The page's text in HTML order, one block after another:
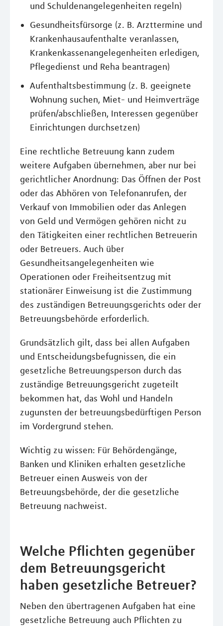
und Schuldenangelegenheiten regeln)
Gesundheitsfürsorge (z. B. Arzttermine und
Krankenhausaufenthalte veranlassen,
Krankenkassenangelegenheiten erledigen,
Pflegedienst und Reha beantragen)
Aufenthaltsbestimmung (z. B. geeignete
Wohnung suchen, Miet- und Heimverträge
prüfen/abschließen, Interessen gegenüber
Einrichtungen durchsetzen)
Eine rechtliche Betreuung kann zudem
weitere Aufgaben übernehmen, aber nur bei
gerichtlicher Anordnung: Das Öffnen der Post
oder das Abhören von Telefonanrufen, der
Verkauf von Immobilien oder das Anlegen
von Geld und Vermögen gehören nicht zu
den Tätigkeiten einer rechtlichen Betreuerin
oder Betreuers. Auch über
Gesundheitsangelegenheiten wie
Operationen oder Freiheitsentzug mit
stationärer Einweisung ist die Zustimmung
des zuständigen Betreuungsgerichts oder der
Betreuungsbehörde erforderlich.
Grundsätzlich gilt, dass bei allen Aufgaben
und Entscheidungsbefugnissen, die ein
gesetzliche Betreuungsperson durch das
zuständige Betreuungsgericht zugeteilt
bekommen hat, das Wohl und Handeln
zugunsten der betreuungsbedürftigen Person
im Vordergrund stehen.
Wichtig zu wissen: Für Behördengänge,
Banken und Kliniken erhalten gesetzliche
Betreuer einen Ausweis von der
Betreuungsbehörde, der die gesetzliche
Betreuung nachweist.
Welche Pflichten gegenüber
dem Betreuungsgericht
haben gesetzliche Betreuer?
Neben den übertragenen Aufgaben hat eine
gesetzliche Betreuung auch Pflichten zu